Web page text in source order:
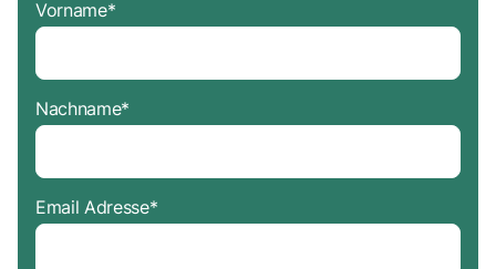
Vorname*
Nachname*
Email Adresse*